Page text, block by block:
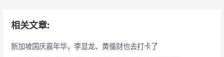
相关文章:
新加坡国庆嘉年华，李显龙、黄循财也去打卡了